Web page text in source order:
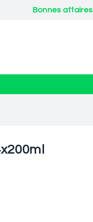
Bonnes affaires